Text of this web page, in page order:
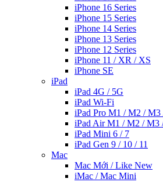
iPhone 16 Series
iPhone 15 Series
iPhone 14 Series
iPhone 13 Series
iPhone 12 Series
iPhone 11 / XR / XS
iPhone SE
iPad
iPad 4G / 5G
iPad Wi-Fi
iPad Pro M1 / M2 / M3
iPad Air M1 / M2 / M3
iPad Mini 6 / 7
iPad Gen 9 / 10 / 11
Mac
Mac Mới / Like New
iMac / Mac Mini